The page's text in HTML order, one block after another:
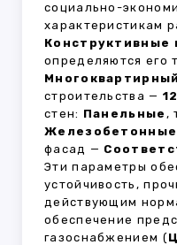
социально-
характеристикам
Конструктивные
определяются его
строительства —
стен: Панельные ,
Железобетонные
фасад —
Эти параметры
устойчивость,
действующим
обеспечение
газоснабжением (